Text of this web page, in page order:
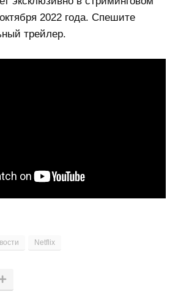
2022 года. Спешите
трейлер.
Netflix